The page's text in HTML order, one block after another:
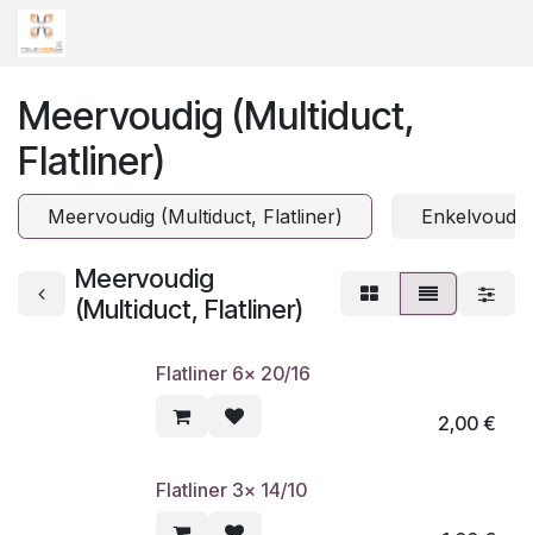
Overslaan naar inhoud
Meervoudig (Multiduct,
Flatliner)
Meervoudig (Multiduct, Flatliner)
Meervoudig
(Multiduct, Flatliner)
Flatliner 6x 20/16
2,00€
Flatliner 3x 14/10